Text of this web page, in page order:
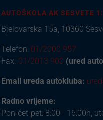
AUTOŠKOLA AK SESVETE 1:
Bjelovarska 15a, 10360
Telefon: 01/2000 957
Fax. 01/2013 900 (ured
Email ureda autokluba:
Radno vrijeme:
Pon-čet-pet: 8:00 - 16:00h,